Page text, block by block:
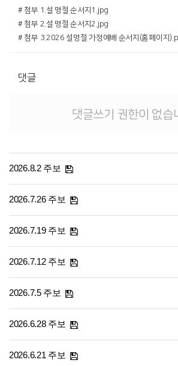
# 첨부 1.설 명절 순서지1.jpg
# 첨부 2.설 명절 순서지2.jpg
# 첨부 3.2026 설명절 가정예배 순서지(홈페이지
댓글
댓글쓰기 권한이 없습
2026.8.2 주보
2026.7.26 주보
2026.7.19 주보
2026.7.12 주보
2026.7.5 주보
2026.6.28 주보
2026.6.21 주보